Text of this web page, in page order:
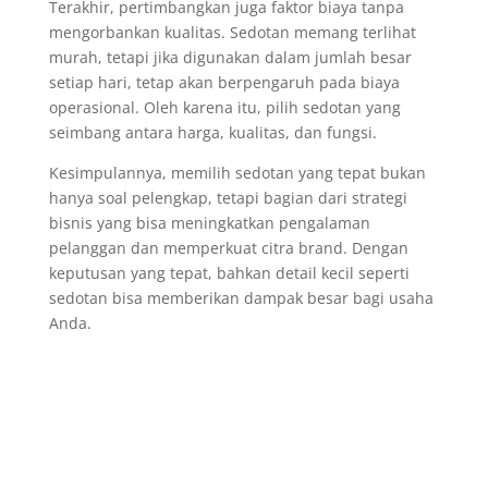
Terakhir, pertimbangkan juga faktor biaya tanpa
mengorbankan kualitas. Sedotan memang terlihat
murah, tetapi jika digunakan dalam jumlah besar
setiap hari, tetap akan berpengaruh pada biaya
operasional. Oleh karena itu, pilih sedotan yang
seimbang antara harga, kualitas, dan fungsi.
Kesimpulannya, memilih sedotan yang tepat bukan
hanya soal pelengkap, tetapi bagian dari strategi
bisnis yang bisa meningkatkan pengalaman
pelanggan dan memperkuat citra brand. Dengan
keputusan yang tepat, bahkan detail kecil seperti
sedotan bisa memberikan dampak besar bagi usaha
Anda.